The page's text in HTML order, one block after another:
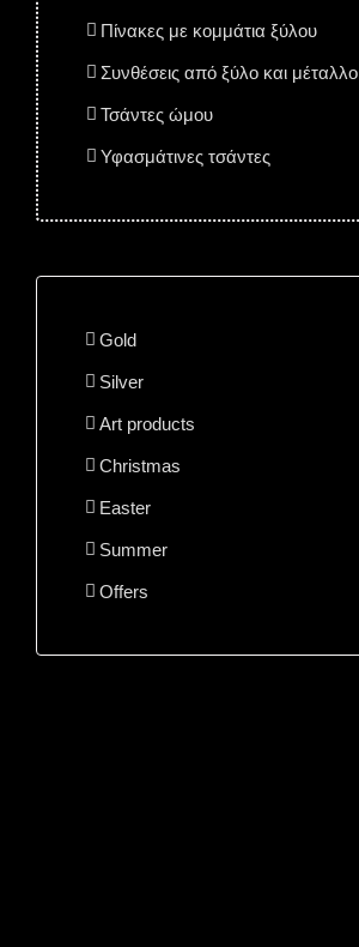
Πίνακες με κομμάτια ξύλου
Συνθέσεις από ξύλο και μέταλλο
Τσάντες ώμου
Υφασμάτινες τσάντες
Gold
Silver
Art products
Christmas
Easter
Summer
Offers